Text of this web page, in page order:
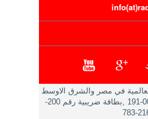
في مصر والشرق الاوسط
سجل تجاري رقم 5-00111-191 ,بطاقة ضريبية رقم 200-
216-